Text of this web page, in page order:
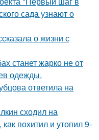
сада узнают о
о жизни с
станет жарко не от
одежды.
ответила на
сходил на
похитил и утопил 9-